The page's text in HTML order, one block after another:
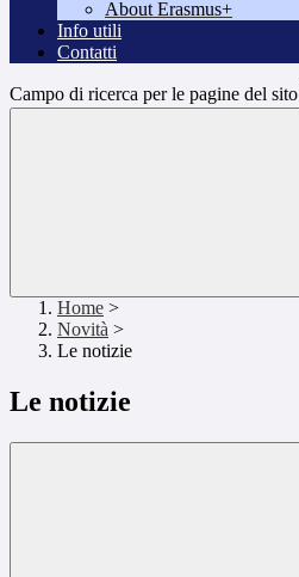
About Erasmus+
Info utili
Contatti
Campo di ricerca per le pagine del sito
Home >
Novità >
Le notizie
Le notizie